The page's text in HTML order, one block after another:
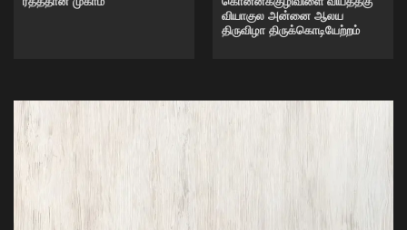
வியாகுல அன்னை ஆலய
திருவிழா திருக்கொடியேற்றம்